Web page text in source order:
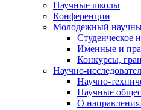
Научные школы
Конференции
Молодежный
Студенческое
Именные и
Конкурсы,
Научно-
Научно-
Научные
О